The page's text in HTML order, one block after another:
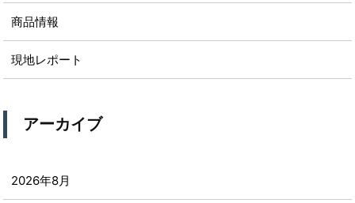
商品情報
現地レポート
アーカイブ
2026年8月